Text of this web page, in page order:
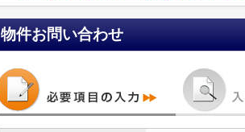
物件お問い合わせ